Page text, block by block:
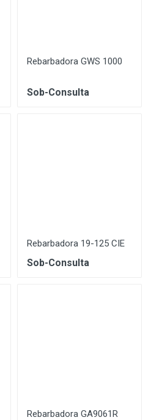
Rebarbadora GWS 1000
Sob-Consulta
Rebarbadora 19-125 CIE
Sob-Consulta
Rebarbadora GA9061R